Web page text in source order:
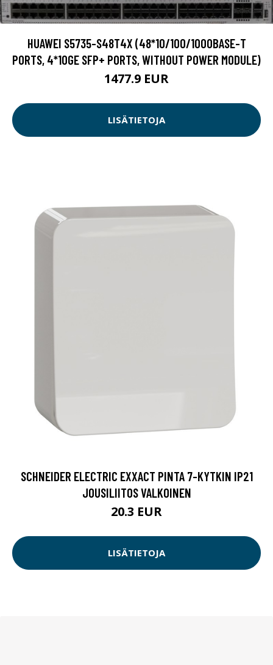
HUAWEI S5735-S48T4X (48*10/100/1000BASE-T
PORTS, 4*10GE SFP+ PORTS, WITHOUT POWER MODULE)
1477.9 EUR
LISÄTIETOJA
SCHNEIDER ELECTRIC EXXACT PINTA 7-KYTKIN IP21
JOUSILIITOS VALKOINEN
20.3 EUR
LISÄTIETOJA